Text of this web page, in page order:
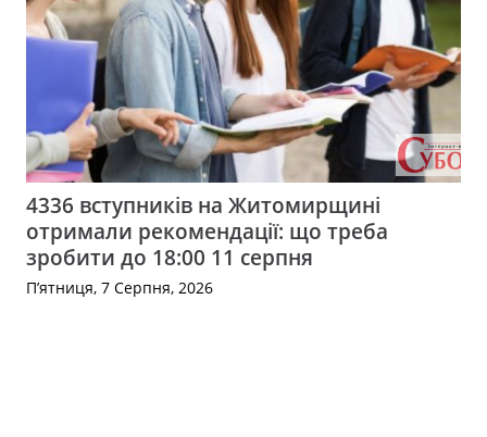
4336 вступників на Житомирщині
отримали рекомендації: що треба
зробити до 18:00 11 серпня
П’ятниця, 7 Серпня, 2026